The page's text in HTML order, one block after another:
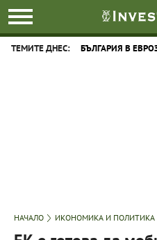
ТЕМИТЕ ДНЕС: БЪЛГАРИЯ В
НАЧАЛО ИКОНОМИКА И ПОЛИТИКА